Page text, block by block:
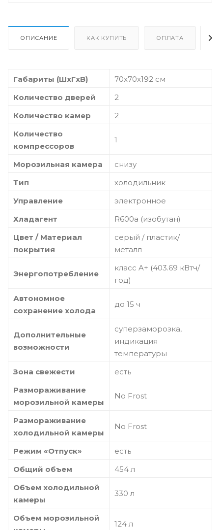
ОПИСАНИЕ КАК КУПИТЬ ОПЛАТА
Габариты (ШxГxВ)
70x70x192 см
Количество дверей
2
Количество камер
2
Количество
компрессоров
1
Морозильная камера
снизу
Тип
холодильник
Управление
электронное
Хладагент
R600a (изобутан)
Цвет / Материал
покрытия
серый / пластик/
металл
Энергопотребление
класс A+ (403.69 кВтч/
год)
Автономное
сохранение холода
до 15 ч
Дополнительные
возможности
суперзаморозка,
индикация
температуры
Зона свежести
есть
Размораживание
морозильной камеры
No Frost
Размораживание
холодильной камеры
No Frost
Режим «Отпуск»
есть
Общий объем
454 л
Объем холодильной
камеры
330 л
Объем морозильной
124 л